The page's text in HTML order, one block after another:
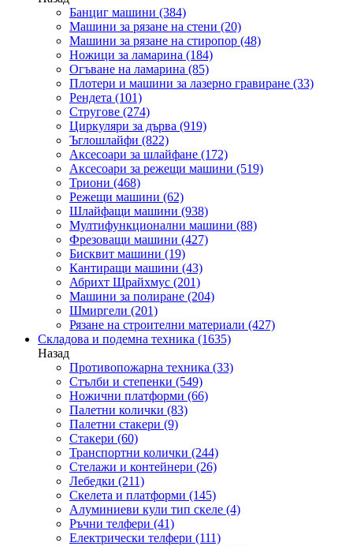
Банциг машини (384)
Машини за рязане на стени (20)
Машини за рязане на стиропор (48)
Ножици за ламарина (184)
Огъване на ламарина (85)
Плотери и машини за лазерно гравиране (33)
Рендета (101)
Стругове (274)
Циркуляри за дърва (919)
Ъглошлайфи (822)
Аксесоари за шлайфане (172)
Аксесоари за режещи машини (519)
Триони (468)
Режещи машини (62)
Шлайфащи машини (938)
Мултифункционални машини (88)
Фрезоващи машини (427)
Бисквит машини (19)
Кантиращи машини (43)
Абрихт Щрайхмус (201)
Машини за полиране (204)
Шмиргели (201)
Рязане на строителни материали (427)
Складова и подемна техника (1635)
Назад
Противопожарна техника (33)
Стълби и степенки (549)
Ножични платформи (66)
Палетни колички (83)
Палетни стакери (9)
Стакери (60)
Транспортни колички (244)
Стелажи и контейнери (26)
Лебедки (211)
Скелета и платформи (145)
Алуминиеви кули тип скеле (4)
Ръчни телфери (41)
Електрически телфери (111)